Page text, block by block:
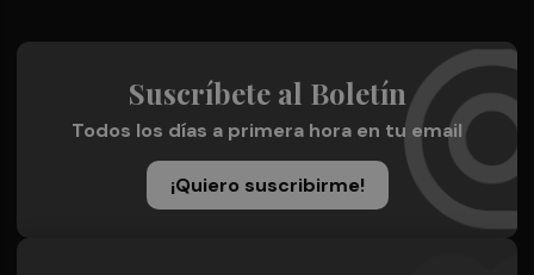
Suscríbete al Boletín
Todos los días a primera hora en tu email
¡Quiero suscribirme!